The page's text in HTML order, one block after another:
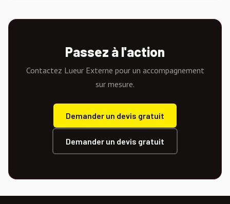
Passez à l'action
Contactez Lueur Externe pour un accompagnement
sur mesure.
Demander un devis gratuit
Demander un devis gratuit